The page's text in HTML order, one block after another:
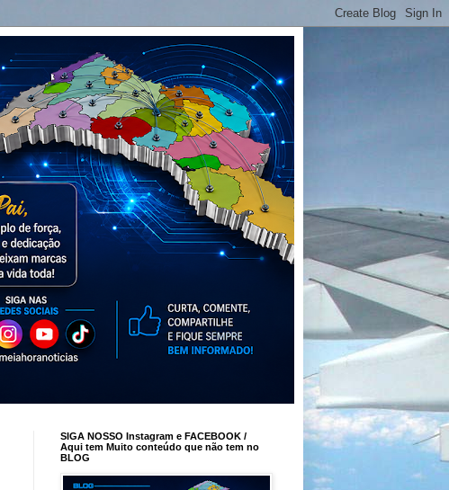
SIGA NOSSO Instagram e FACEBOOK /
Aqui tem Muito conteúdo que não tem no
BLOG